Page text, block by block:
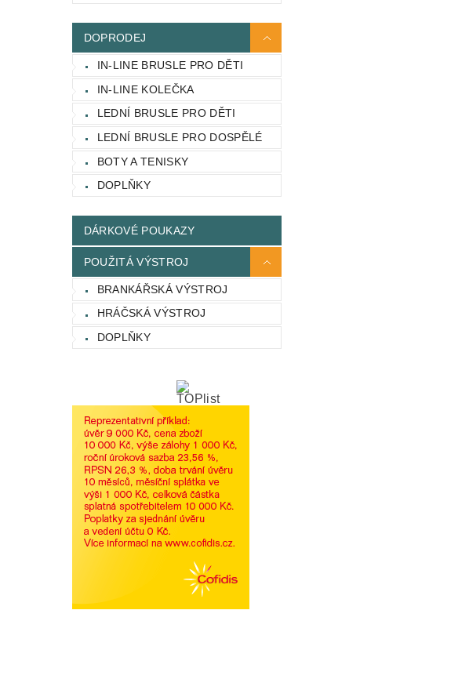
DOPRODEJ
IN-LINE BRUSLE PRO DĚTI
IN-LINE KOLEČKA
LEDNÍ BRUSLE PRO DĚTI
LEDNÍ BRUSLE PRO DOSPĚLÉ
BOTY A TENISKY
DOPLŇKY
DÁRKOVÉ POUKAZY
POUŽITÁ VÝSTROJ
BRANKÁŘSKÁ VÝSTROJ
HRÁČSKÁ VÝSTROJ
DOPLŇKY